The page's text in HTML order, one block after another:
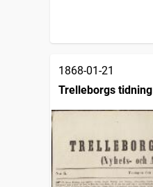
1868-01-21
Trelleborgs tidning